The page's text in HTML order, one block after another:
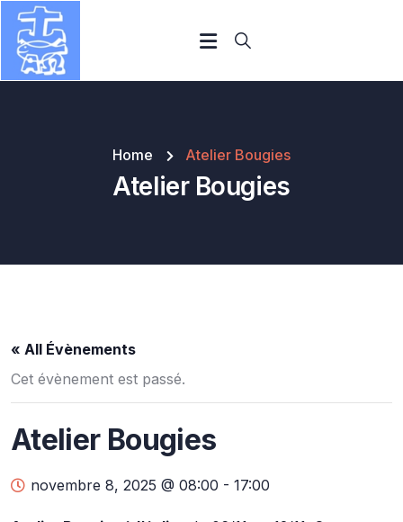
Home Atelier Bougies
Atelier Bougies
« All Évènements
Cet évènement est passé.
Atelier Bougies
novembre 8, 2025 @ 08:00 - 17:00